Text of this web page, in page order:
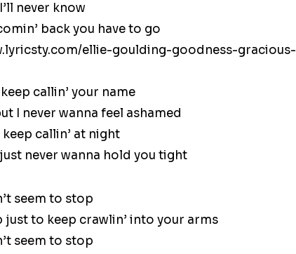
never know
back you have to go
ellie-goulding-goodness-gracious-
callin’ your name
I never wanna feel ashamed
callin’ at night
never wanna hold you tight
seem to stop
just to keep crawlin’ into your arms
seem to stop